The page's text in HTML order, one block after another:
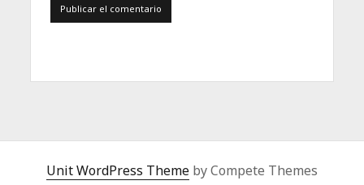
Unit WordPress Theme by Compete Themes